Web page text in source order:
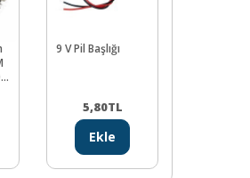
9 V Pil Başlığı
5,80TL
Ekle